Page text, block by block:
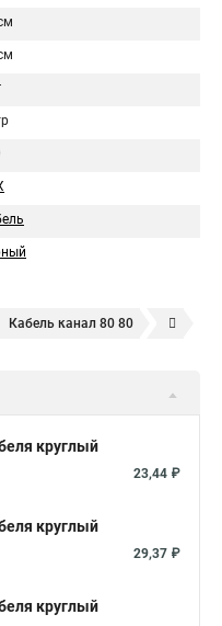
Кабель канал 80 80
60 60
круглый
23,44 ₽
круглый
29,37 ₽
круглый